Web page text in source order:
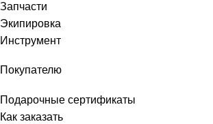
Запчасти
Экипировка
Инструмент
Покупателю
Подарочные сертификаты
Как заказать